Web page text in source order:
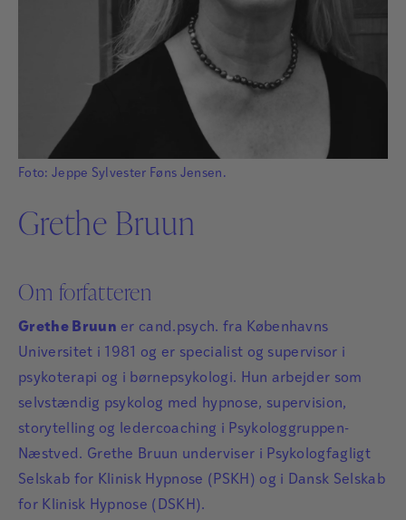
Foto: Jeppe Sylvester Føns Jensen.
Grethe Bruun
Om forfatteren
Grethe Bruun er cand.psych. fra Københavns
Universitet i 1981 og er specialist og supervisor i
psykoterapi og i børnepsykologi. Hun arbejder som
selvstændig psykolog med hypnose, supervision,
storytelling og ledercoaching i Psykologgruppen-
Næstved. Grethe Bruun underviser i Psykologfagligt
Selskab for Klinisk Hypnose (PSKH) og i Dansk Selskab
for Klinisk Hypnose (DSKH).